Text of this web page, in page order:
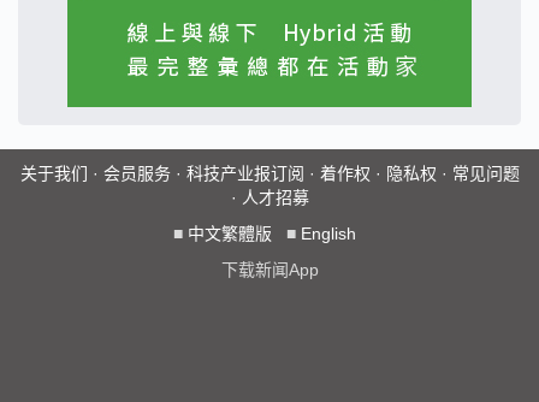
关于我们 · 会员服务· 科技产业报订阅 · 着作权 · 隐私权 · 常见问题
· 人才招募
■ 中文繁體版 ■ English
下载新闻App